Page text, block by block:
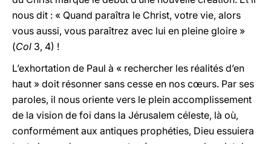
nous dit : « Quand paraîtra le Christ, votre vie, alors
vous aussi, vous paraîtrez avec lui en pleine gloire »
(Col 3, 4) !
L’exhortation de Paul à « rechercher les réalités d’en
haut » doit résonner sans cesse en nos cœurs. Par ses
paroles, il nous oriente vers le plein accomplissement
de la vision de foi dans la Jérusalem céleste, là où,
conformément aux antiques prophéties, Dieu essuiera